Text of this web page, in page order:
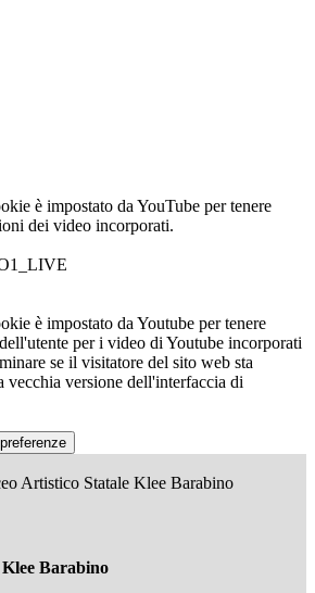
è impostato da YouTube per tenere
dei video incorporati.
è impostato da Youtube per tenere
per i video di Youtube incorporati
se il visitatore del sito web sta
vecchia versione dell'interfaccia di
Artistico Statale Klee Barabino
Barabino